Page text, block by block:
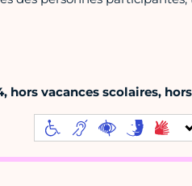
hors vacances scolaires,